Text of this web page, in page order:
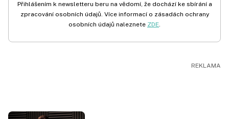
Přihlášením k newsletteru beru na vědomí, že dochází ke sbírání a
zpracování osobních údajů. Více informací o zásadách ochrany
osobních údajů naleznete ZDE.